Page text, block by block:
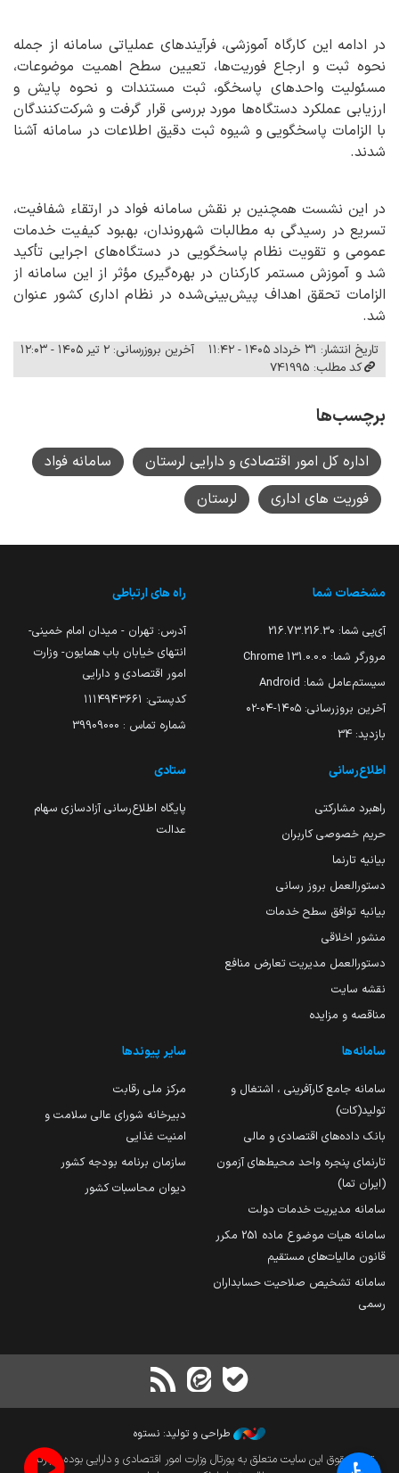
در ادامه این کارگاه آموزشی، فرآیندهای عملیاتی سامانه از جمله
نحوه ثبت و ارجاع فوریت‌ها، تعیین سطح اهمیت موضوعات،
مسئولیت واحدهای پاسخگو، ثبت مستندات و نحوه پایش و
ارزیابی عملکرد دستگاه‌ها مورد بررسی قرار گرفت و شرکت‌کنندگان
با الزامات پاسخگویی و شیوه ثبت دقیق اطلاعات در سامانه آشنا
شدند.
در این نشست همچنین بر نقش سامانه فواد در ارتقاء شفافیت،
تسریع در رسیدگی به مطالبات شهروندان، بهبود کیفیت خدمات
عمومی و تقویت نظام پاسخگویی در دستگاه‌های اجرایی تأکید
شد و آموزش مستمر کارکنان در بهره‌گیری مؤثر از این سامانه از
الزامات تحقق اهداف پیش‌بینی‌شده در نظام اداری کشور عنوان
شد.
تاریخ انتشار: ۳۱ خرداد ۱۴۰۵ - ۱۱:۴۲
آخرین بروزرسانی: ۲ تیر ۱۴۰۵ - ۱۲:۰۳
کد مطلب: 741995
برچسب‌ها
اداره کل امور اقتصادی و دارایی لرستان
سامانه فواد
فوریت های اداری
لرستان
مشخصات شما
آی‌پی شما: 216.73.216.30
مرورگر شما: 131.0.0.0 Chrome
سیستم‌عامل شما: Android
آخرین بروزرسانی: ۱۴۰۵-۰۴-۰۲
بازدید: 34
راه های ارتباطی
آدرس: تهران - میدان امام خمینی-
انتهای خیابان باب همایون- وزارت
امور اقتصادی و دارایی
کدپستی: ۱۱۱۴۹۴۳۶۶۱
شماره تماس : 39909000
اطلاع‌رسانی
راهبرد مشارکتی
حریم خصوصی کاربران
بیانیه تارنما
دستورالعمل بروز رسانی
بیانیه توافق سطح خدمات
منشور اخلاقی
دستورالعمل مدیریت تعارض منافع
نقشه سایت
مناقصه و مزایده
ستادی
پایگاه اطلاع‌رسانی آزادسازی سهام
عدالت
سامانه‌ها
سامانه جامع کارآفرینی ، اشتغال و
تولید(کات)
بانک داده‌های اقتصادی و مالی
تارنمای پنجره واحد محیط‌های آزمون
(ایران تما)
سامانه مدیریت خدمات دولت
سامانه هیات موضوع ماده 251 مکرر
قانون مالیات‌های مستقیم
سامانه تشخیص صلاحیت حسابداران
رسمی
سایر پیوندها
مرکز ملی رقابت
دبیرخانه شورای عالی سلامت و
امنیت غذایی
سازمان برنامه بودجه کشور
دیوان محاسبات کشور
طراحی و تولید: نستوه
تمام حقوق این سایت متعلق به پورتال وزارت امور اقتصادی و دارایی بوده و بازنشر